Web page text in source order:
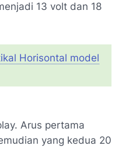
13 volt dan 18
Horisontal model
Arus pertama
yang kedua 20